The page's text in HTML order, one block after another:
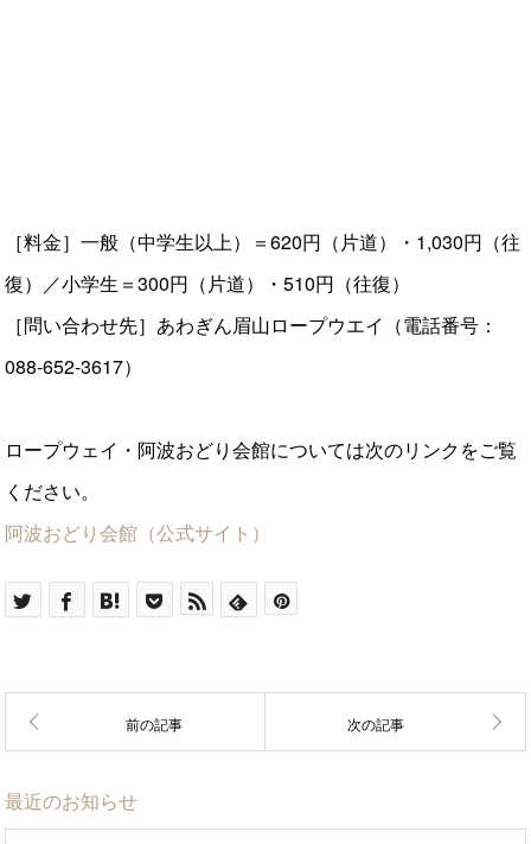
［料金］一般（中学生以上）＝620円（片道）・1,030円（往
復）／小学生＝300円（片道）・510円（往復）
［問い合わせ先］あわぎん眉山ロープウエイ（電話番号：
088-652-3617）
ロープウェイ・阿波おどり会館については次のリンクをご覧
ください。
阿波おどり会館（公式サイト）
最近のお知らせ